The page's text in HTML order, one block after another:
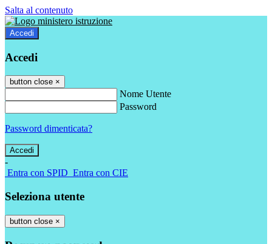
Salta al contenuto
Accedi
Accedi
button close ×
Nome Utente
Password
Password dimenticata?
-
Entra con SPID Entra con CIE
Seleziona utente
button close ×